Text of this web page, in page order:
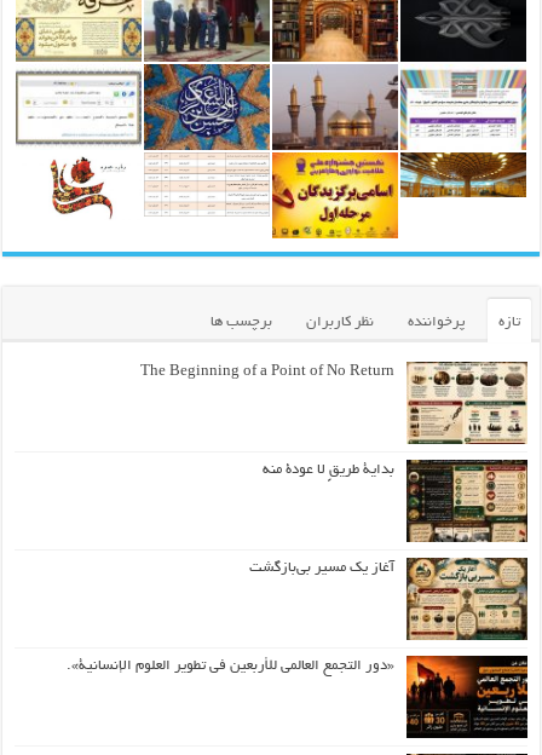
تازه پرخواننده نظر کاربران برچسب ها
The Beginning of a Point of No Return
بداية طريقٍ لا عودة منه
آغاز یک مسیر بی‌بازگشت
«دور التجمع العالمي للأربعين في تطوير العلوم الإنسانية».